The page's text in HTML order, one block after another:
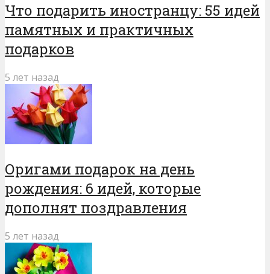
Что подарить иностранцу: 55 идей
памятных и практичных
подарков
5 лет назад
Оригами подарок на день
рождения: 6 идей, которые
дополнят поздравления
5 лет назад